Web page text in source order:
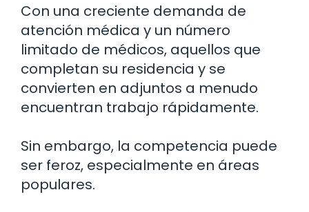
Con una creciente demanda de
atención médica y un número
limitado de médicos, aquellos que
completan su residencia y se
convierten en adjuntos a menudo
encuentran trabajo rápidamente.
Sin embargo, la competencia puede
ser feroz, especialmente en áreas
populares.